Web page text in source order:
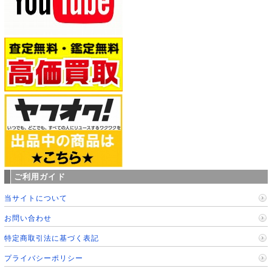
ご利用ガイド
当サイトについて
お問い合わせ
特定商取引法に基づく表記
プライバシーポリシー